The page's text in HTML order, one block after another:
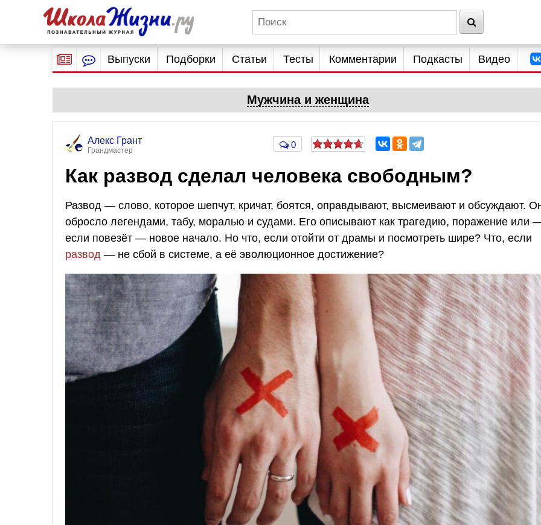
Выпуски Подборки Статьи Тесты Комментарии Подкасты Видео
Мужчина и женщина
Алекс Грант
Грандмастер
0
Как развод сделал человека свободным?
Развод — слово, которое шепчут, кричат, боятся, оправдывают, высмеивают и обсуждают.
обросло легендами, табу, моралью и судами. Его описывают как трагедию, поражение или
если повезёт — новое начало. Но что, если отойти от драмы и посмотреть шире? Что, если
развод — не сбой в системе, а её эволюционное достижение?